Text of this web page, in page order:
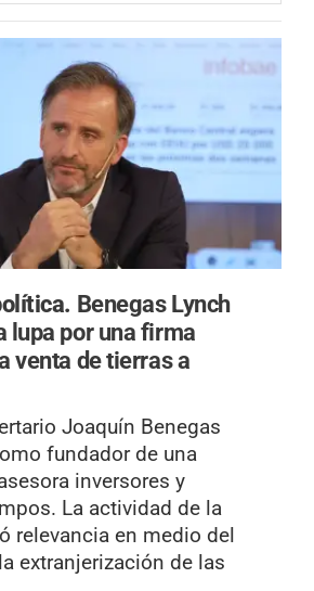
Benegas Lynch
lupa por una firma
venta de tierras a
Joaquín Benegas
fundador de una
inversores y
La actividad de la
relevancia en medio del
extranjerización de las